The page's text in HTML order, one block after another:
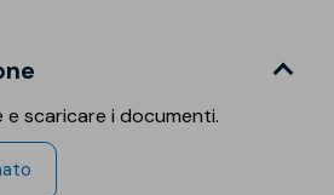
e scaricare i documenti.